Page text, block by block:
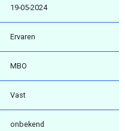
19-05-2024
Ervaren
MBO
Vast
onbekend